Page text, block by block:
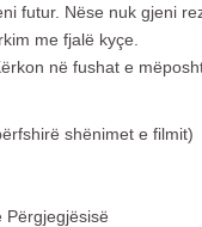
futur. Nëse nuk gjeni
me fjalë kyçe.
në fushat e
shënimet e filmit)
Përgjegjësisë